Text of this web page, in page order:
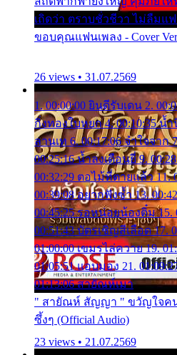
เถิดว่า ตราบชั่วชีวา ไม่ลืมแ
ขอบคุณแฟนเพลง - Cover
26 views • 31.07.2569
1. 00:00:00 ยินดีรับเดน 2.
กิ่งทองใบหยก 4. 00:10:35 น้
ลานเท 6. 00:17:06 จำใจจาก
00:25:16 น้ำลงเดือนยี่ 9.
00:32:29 ตอไม้ที่ตายแล้ว 11.
00:39:08 อยากฟังซ้ำ 13.
00:45:25 รอหน่อยน้องติ๋ม 15.
00:51:43 บัตรเชิญสีเลือด 17.
01:00:00 เขมรไล่ควาย 19.
01:05:51 แอบมอง 21.
01:13:06 สายัณห์เมา
" สายัณห์ สัญญา " ขวัญใจคน
ซึ้งๆ (Official Audio)
23 views • 21.07.2569